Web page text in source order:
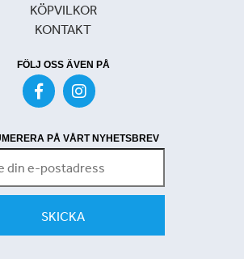
KÖPVILKOR
KONTAKT
FÖLJ OSS ÄVEN PÅ
PÅ VÅRT NYHETSBREV